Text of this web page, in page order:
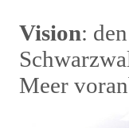
Vision:
Meer